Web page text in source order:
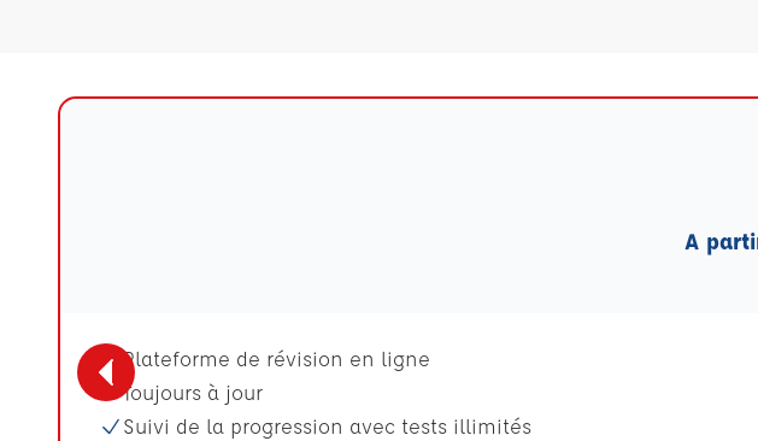
A
Plateforme de révision en ligne
Toujours à jour
Suivi de la progression avec tests illimités